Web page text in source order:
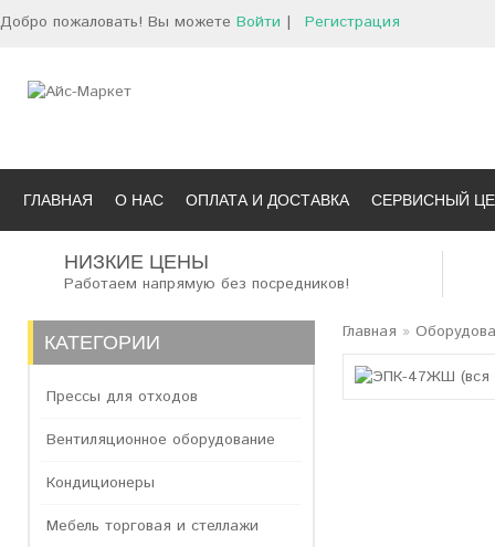
Добро пожаловать! Вы можете Войти | Регистрация
ГЛАВНАЯ О НАС ОПЛАТА И ДОСТАВКА СЕРВИСНЫЙ
НИЗКИЕ ЦЕНЫ
Работаем напрямую без посредников!
КАТЕГОРИИ
Прессы для отходов
Вентиляционное оборудование
Кондиционеры
Мебель торговая и стеллажи
Главная »